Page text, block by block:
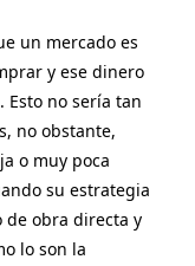
un mercado es
y ese dinero
Esto no sería tan
no obstante,
o muy poca
su estrategia
de obra directa y
lo son la